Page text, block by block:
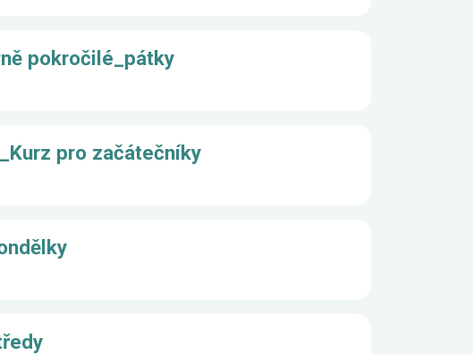
pokročilé_pátky
pro začátečníky